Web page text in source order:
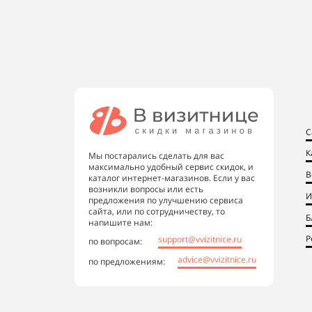
Мы постарались сделать для вас
максимально удобный сервис скидок, и
каталог интернет-магазинов. Если у вас
возникли вопросы или есть
предложения по улучшению сервиса
сайта, или по сотрудничеству, то
напишите нам:
по вопросам:
support@vvizitnice.ru
по предложениям:
advice@vvizitnice.ru